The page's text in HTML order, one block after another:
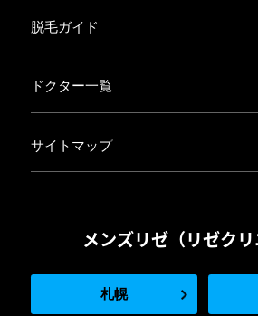
脱毛ガイド
ドクター一覧
サイトマップ
メンズリゼ（リゼクリ
札幌